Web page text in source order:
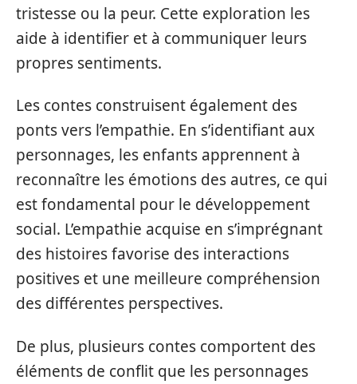
tristesse ou la peur. Cette exploration les
aide à identifier et à communiquer leurs
propres sentiments.
Les contes construisent également des
ponts vers l’empathie. En s’identifiant aux
personnages, les enfants apprennent à
reconnaître les émotions des autres, ce qui
est fondamental pour le développement
social. L’empathie acquise en s’imprégnant
des histoires favorise des interactions
positives et une meilleure compréhension
des différentes perspectives.
De plus, plusieurs contes comportent des
éléments de conflit que les personnages